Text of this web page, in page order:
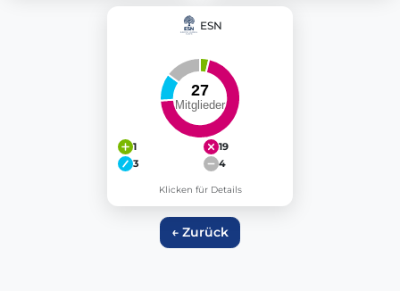
ESN
1
19
3
4
Klicken für Details
← Zurück